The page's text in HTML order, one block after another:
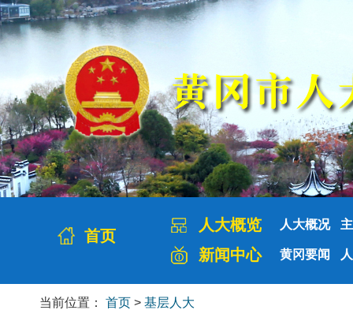
首页
人大概览 人大概况
新闻中心 黄冈要闻
当前位置： 首页 > 基层人大